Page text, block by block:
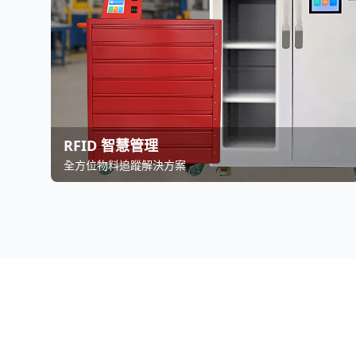
RFID 智慧管理
全方位物料追蹤解決方案